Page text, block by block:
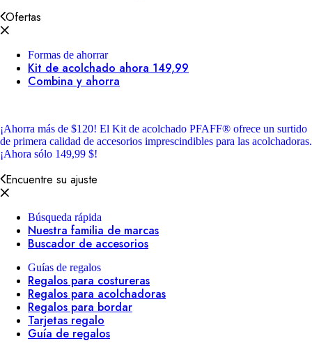
Ofertas
Formas de ahorrar
Kit de acolchado ahora 149,99
Combina y ahorra
¡Ahorra más de $120! El Kit de acolchado PFAFF® ofrece un surtido
de primera calidad de accesorios imprescindibles para las acolchadoras.
¡Ahora sólo 149,99 $!
Encuentre su ajuste
Búsqueda rápida
Nuestra familia de marcas
Buscador de accesorios
Guías de regalos
Regalos para costureras
Regalos para acolchadoras
Regalos para bordar
Tarjetas regalo
Guía de regalos